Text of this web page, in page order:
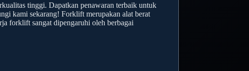
tinggi. Dapatkan penawaran terbaik untuk
kami sekarang! Forklift merupakan alat berat
forklift sangat dipengaruhi oleh berbagai